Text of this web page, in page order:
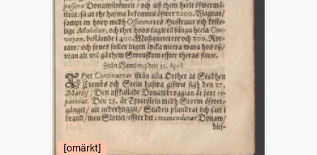
[omärkt]